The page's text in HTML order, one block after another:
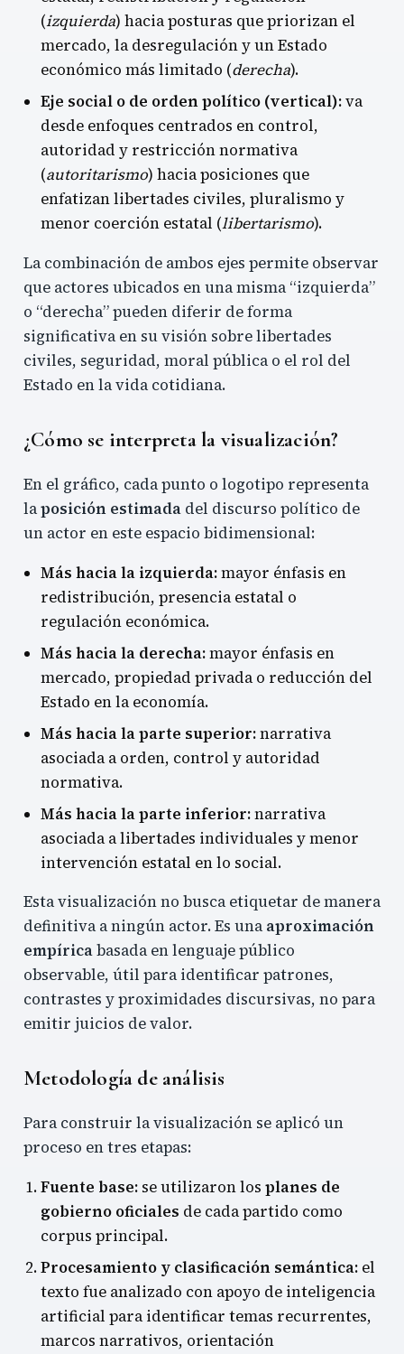
(izquierda) hacia posturas que priorizan el
mercado, la desregulación y un Estado
económico más limitado (derecha).
Eje social o de orden político (vertical):va
desde enfoques centrados en control,
autoridad y restricción normativa
(autoritarismo) hacia posiciones que
enfatizan libertades civiles, pluralismo y
menor coerción estatal (libertarismo).
La combinación de ambos ejes permite observar
que actores ubicados en una misma “izquierda”
o “derecha” pueden diferir de forma
significativa en su visión sobre libertades
civiles, seguridad, moral pública o el rol del
Estado en la vida cotidiana.
¿Cómo se interpreta la visualización?
En el gráfico, cada punto o logotipo representa
laposición estimada del discurso político de
un actor en este espacio bidimensional:
Más hacia la izquierda:mayor énfasis en
redistribución, presencia estatal o
regulación económica.
Más hacia la derecha:mayor énfasis en
mercado, propiedad privada o reducción del
Estado en la economía.
Más hacia la parte superior:narrativa
asociada a orden, control y autoridad
normativa.
Más hacia la parte inferior:narrativa
asociada a libertades individuales y menor
intervención estatal en lo social.
Esta visualización no busca etiquetar de manera
definitiva a ningún actor. Es una aproximación
empíricabasada en lenguaje público
observable, útil para identificar patrones,
contrastes y proximidades discursivas, no para
emitir juicios de valor.
Metodología de análisis
Para construir la visualización se aplicó un
proceso en tres etapas:
Fuente base: se utilizaron losplanes de
gobierno oficiales de cada partido como
corpus principal.
Procesamiento y clasificación semántica: el
texto fue analizado con apoyo de inteligencia
artificial para identificar temas recurrentes,
marcos narrativos, orientación